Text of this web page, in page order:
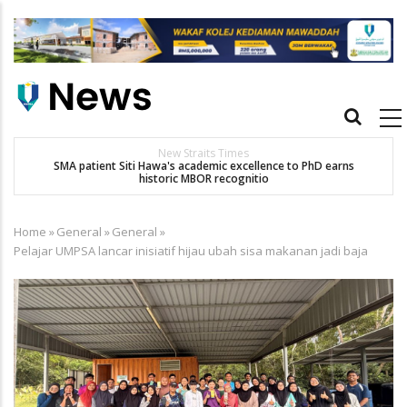
main
Main
New Straits Times
SMA patient Siti Hawa's academic excellence to PhD earns
historic MBOR recognitio
Breadcrumb
Home »General »General »
Pelajar UMPSA lancar inisiatif hijau ubah sisa makanan jadi baja